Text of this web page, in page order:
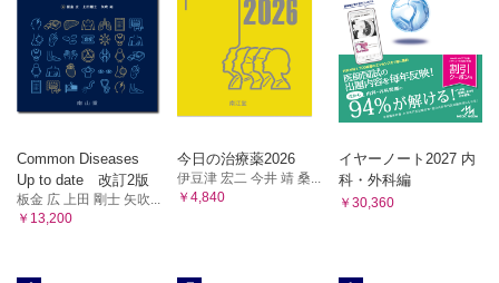
索引
Common Diseases
Up to date 改訂2版
板金 広 上田 剛士 矢吹...
￥13,200
今日の治療薬2026
伊豆津 宏二 今井 靖 桑...
￥4,840
イヤーノート2027 内
科・外科編
￥30,360